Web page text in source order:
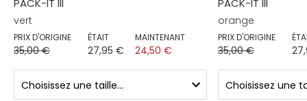
PACK-IT III
vert
PRIX D'ORIGINE
35,00 €
ÉTAIT
27,95 €
MAINTENANT
24,50 €
PACK-IT III
orange
PRIX D'ORIGINE
35,00 €